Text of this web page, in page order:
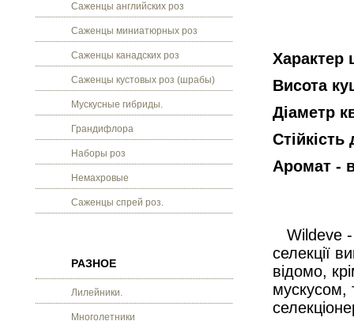
Саженцы английских роз
Саженцы миниатюрных роз
Саженцы канадских роз
Саженцы кустовых роз (шрабы)
Мускусные гибриды.
Грандифлора
Наборы роз
Немахровые
Саженцы спрей роз.
РАЗНОЕ
Лилейники.
Многолетники
Характер
Висота
Діаметр
Аромат -
Wildeve -
селекції
відомо,
мускусом,